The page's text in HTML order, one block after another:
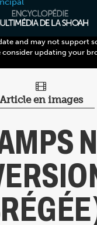
and may not support
consider updating your
Article en images